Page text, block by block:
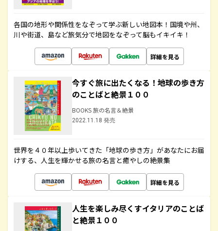
各国の地形や関係性をなぞって学ぶ新しい地図本！国境や州、
川や街道、島など旅気分で地図をなぞって脳もイキイキ！
詳細を見る
今すぐ旅に出たくなる！地球の歩き方
のことばと絶景１００
BOOKS 旅の名言＆絶景
2022.11.18 発売
世界を４０年以上歩いてきた「地球の歩き方」があなたにお届
けする、人生を輝かせる旅の名言と癒やしの絶景集
詳細を見る
人生を楽しみ尽くすイタリアのことば
と絶景１００